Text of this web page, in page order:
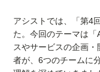
アシストでは、「第4
た。今回のテーマは
スやサービスの企画
者が、6つのチームに